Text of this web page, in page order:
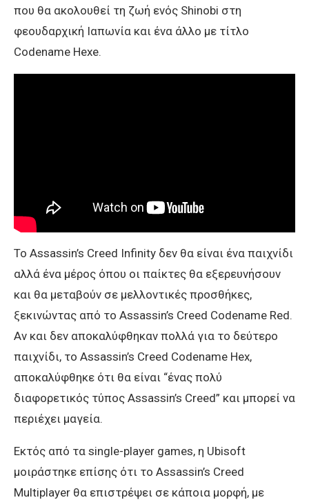
που θα ακολουθεί τη ζωή ενός Shinobi στη
φεουδαρχική Ιαπωνία και ένα άλλο με τίτλο
Codename Hexe.
Το Assassin’s Creed Infinity δεν θα είναι ένα παιχνίδι
αλλά ένα μέρος όπου οι παίκτες θα εξερευνήσουν
και θα μεταβούν σε μελλοντικές προσθήκες,
ξεκινώντας από το Assassin’s Creed Codename Red.
Αν και δεν αποκαλύφθηκαν πολλά για το δεύτερο
παιχνίδι, το Assassin’s Creed Codename Hex,
αποκαλύφθηκε ότι θα είναι “ένας πολύ
διαφορετικός τύπος Assassin’s Creed” και μπορεί να
περιέχει μαγεία.
Εκτός από τα single-player games, η Ubisoft
μοιράστηκε επίσης ότι το Assassin’s Creed
Multiplayer θα επιστρέψει σε κάποια μορφή, με